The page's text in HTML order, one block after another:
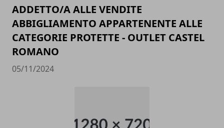
ADDETTO/A ALLE VENDITE
ABBIGLIAMENTO APPARTENENTE ALLE
CATEGORIE PROTETTE - OUTLET CASTEL
ROMANO
05/11/2024